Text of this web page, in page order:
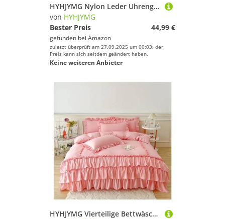
HYHJYMG Nylon Leder Uhrengurt für Uhr GT5 GT4 41mm Smart Armband Ersatz Armband Uhrenbands
von HYHJYMG
Bester Preis
44,99 €
gefunden bei Amazon
zuletzt überprüft am 27.09.2025 um 00:03; der
Preis kann sich seitdem geändert haben.
Keine weiteren Anbieter
HYHJYMG Vierteilige Bettwäsche-Set Ruffle Queen Twin Gewaschene Mikrofaser-Bettwäsche Shabby Chic Bauernhaus Duvet Cover Kissen Shams Bett Vier Teile Set (Bianco-King 220x240 cm 3pcs